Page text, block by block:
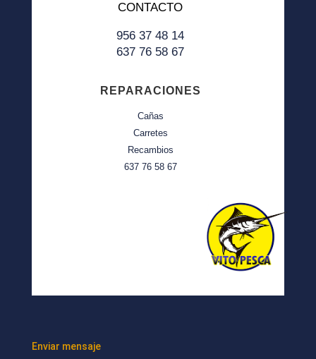
CONTACTO
956 37 48 14
637 76 58 67
REPARACIONES
Cañas
Carretes
Recambios
637 76 58 67
Enviar mensaje